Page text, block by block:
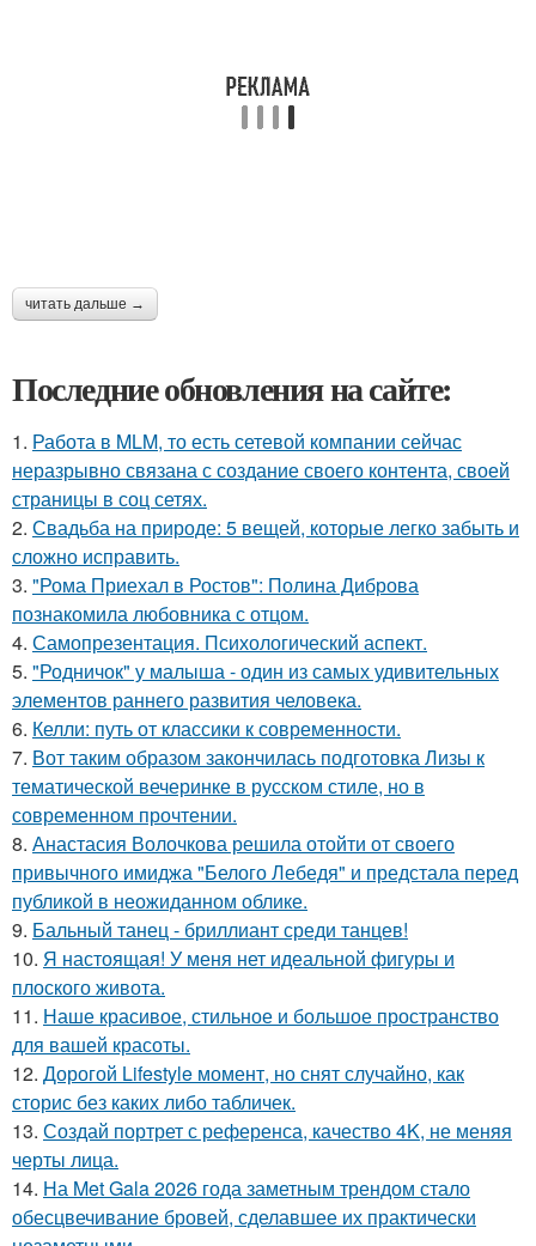
читать дальше →
Последние обновления на сайте:
1. Работа в MLM, то есть сетевой компании сейчас
неразрывно связана с создание своего контента, своей
страницы в соц сетях.
2. Свадьба на природе: 5 вещей, которые легко забыть и
сложно исправить.
3. "Рома Приехал в Ростов": Полина Диброва
познакомила любовника с отцом.
4. Самопрезентация. Психологический аспект.
5. "Родничок" у малыша - один из самых удивительных
элементов раннего развития человека.
6. Келли: путь от классики к современности.
7. Вот таким образом закончилась подготовка Лизы к
тематической вечеринке в русском стиле, но в
современном прочтении.
8. Анастасия Волочкова решила отойти от своего
привычного имиджа "Белого Лебедя" и предстала перед
публикой в неожиданном облике.
9. Бальный танец - бриллиант среди танцев!
10. Я настоящая! У меня нет идеальной фигуры и
плоского живота.
11. Наше красивое, стильное и большое пространство
для вашей красоты.
12. Дорогой Lifestyle момент, но снят случайно, как
сторис без каких либо табличек.
13. Создай портрет с референса, качество 4K, не меняя
черты лица.
14. На Met Gala 2026 года заметным трендом стало
обесцвечивание бровей, сделавшее их практически